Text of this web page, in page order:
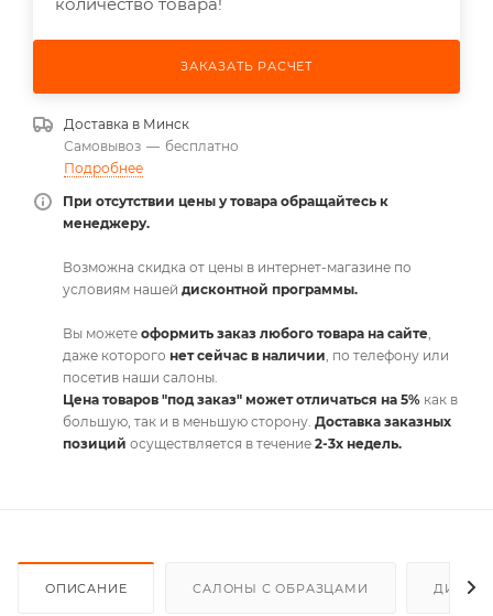
ЗАКАЗАТЬ РАСЧЕТ
Доставка в Минск
Самовывоз — бесплатно
Подробнее
При отсутствии цены у товара обращайтесь к
менеджеру.
Возможна скидка от цены в интернет-магазине по
условиям нашей дисконтной программы.
Вы можете оформить заказ любого товара на сайте,
даже которого нет сейчас в наличии, по телефону или
посетив наши салоны.
Цена товаров "под заказ" может отличаться на 5% как в
большую, так и в меньшую сторону. Доставка заказных
позиций осуществляется в течение 2-3х недель.
ОПИСАНИЕ САЛОНЫ С ОБРАЗЦАМИ